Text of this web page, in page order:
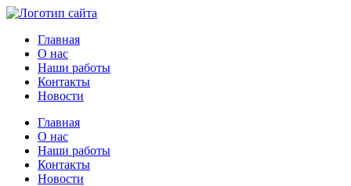
Перейти
содержимому
Главная
О нас
Наши работы
Контакты
Новости
Главная
О нас
Наши работы
Контакты
Новости